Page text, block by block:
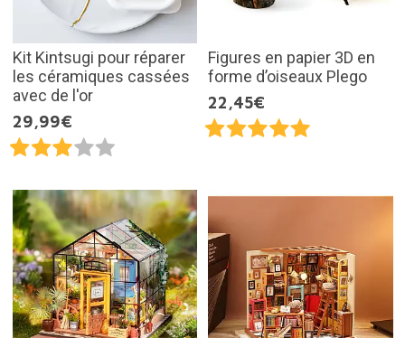
Kit Kintsugi pour réparer
les céramiques cassées
avec de l'or
29,99€
Figures en papier 3D en
forme d’oiseaux Plego
22,45€